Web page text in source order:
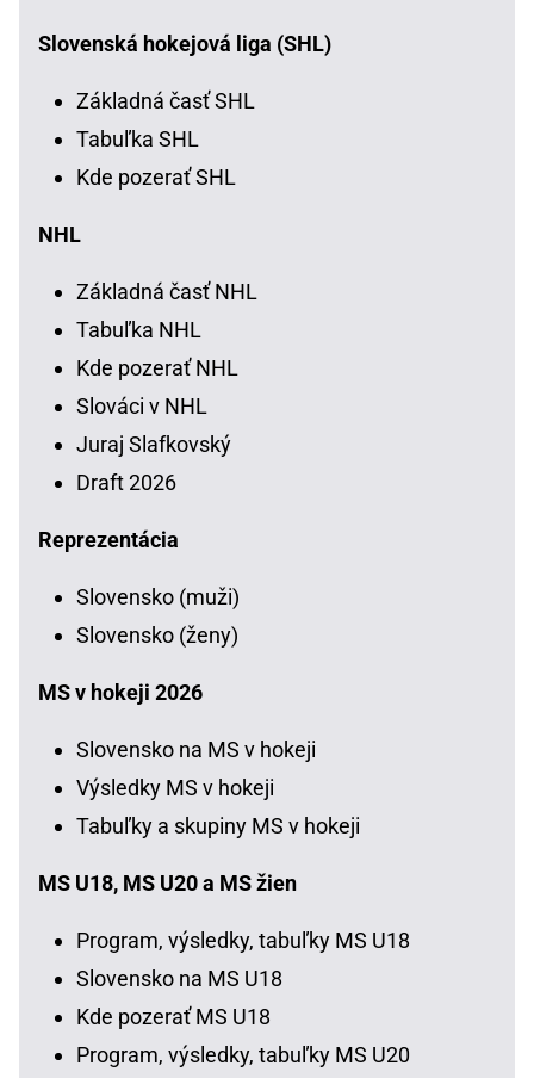
Slovenská hokejová liga (SHL)
Základná časť SHL
Tabuľka SHL
Kde pozerať SHL
NHL
Základná časť NHL
Tabuľka NHL
Kde pozerať NHL
Slováci v NHL
Juraj Slafkovský
Draft 2026
Reprezentácia
Slovensko (muži)
Slovensko (ženy)
MS v hokeji 2026
Slovensko na MS v hokeji
Výsledky MS v hokeji
Tabuľky a skupiny MS v hokeji
MS U18, MS U20 a MS žien
Program, výsledky, tabuľky MS U18
Slovensko na MS U18
Kde pozerať MS U18
Program, výsledky, tabuľky MS U20